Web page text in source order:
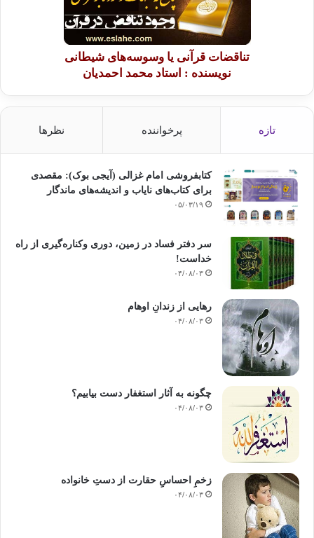
تناقضات قرآنی یا وسوسه‌های شیطانی
نویسنده : استاد محمد احمدیان
تازه پرخواننده نظرها
کتابفروشی امام غزالی (آیجی بوک): مقصدی
برای کتاب‌های نایاب و اندیشه‌های ماندگار
۰۵/۰۳/۱۹
سر دفتر فساد در زمین‌، دوری وکناره‌گیری از راه
خداست‌!
۰۴/۰۸/۰۳
رهایی از زندانِ اوهام
۰۴/۰۸/۰۳
چگونه به آثار استغفار دست بیابیم؟
۰۴/۰۸/۰۳
زخمِ احساسِ حقارت از دستِ خانواده
۰۴/۰۸/۰۳